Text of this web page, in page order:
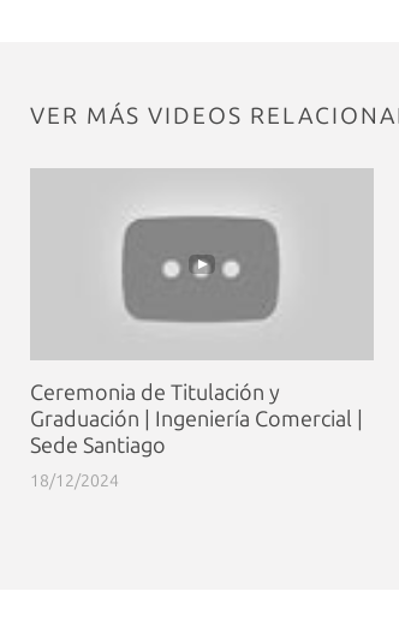
VER MÁS VIDEOS
Ceremonia de Titulación y
Graduación | Ingeniería Comercial |
Sede Santiago
18/12/2024